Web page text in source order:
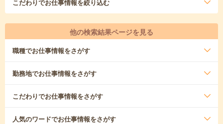
こだわりでお仕事情報を絞り込む
他の検索結果ページを見る
職種でお仕事情報をさがす
勤務地でお仕事情報をさがす
こだわりでお仕事情報をさがす
人気のワードでお仕事情報をさがす